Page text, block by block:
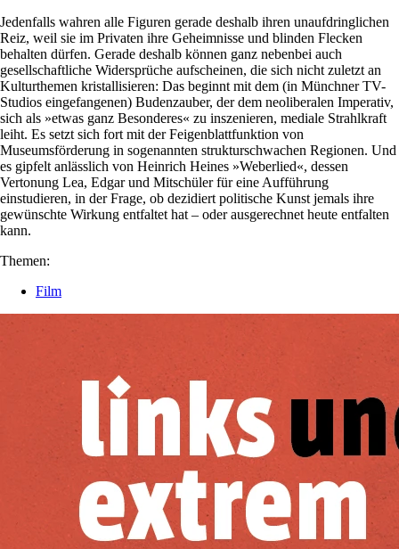
Jedenfalls wahren alle Figuren gerade deshalb ihren unaufdringlichen
Reiz, weil sie im Privaten ihre Geheimnisse und blinden Flecken
behalten dürfen. Gerade deshalb können ganz nebenbei auch
gesellschaftliche Widersprüche aufscheinen, die sich nicht zuletzt an
Kulturthemen kristallisieren: Das beginnt mit dem (in Münchner TV-
Studios eingefangenen) Budenzauber, der dem neoliberalen Imperativ,
sich als »etwas ganz Besonderes« zu inszenieren, mediale Strahlkraft
leiht. Es setzt sich fort mit der Feigenblattfunktion von
Museumsförderung in sogenannten strukturschwachen Regionen. Und
es gipfelt anlässlich von Heinrich Heines »Weberlied«, dessen
Vertonung Lea, Edgar und Mitschüler für eine Aufführung
einstudieren, in der Frage, ob dezidiert politische Kunst jemals ihre
gewünschte Wirkung entfaltet hat – oder ausgerechnet heute entfalten
kann.
Themen:
Film